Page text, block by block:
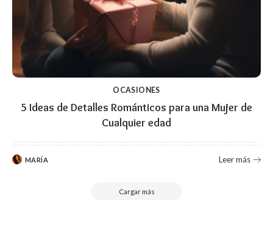
OCASIONES
5 Ideas de Detalles Románticos para una Mujer de
Cualquier edad
MARÍA Leer más
Cargar más